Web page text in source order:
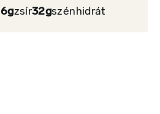
6gzsír32gszénhidrát